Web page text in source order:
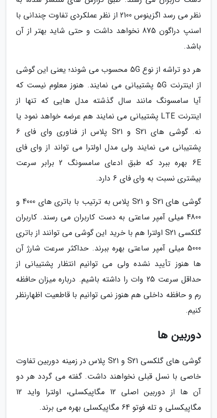
نظر می رسد اگزینوس 2100 از نظر عملکردی تفاوت چندانی با
اسنپ دراگون 875 نخواهد داشت و حتی شاید بهتر از آن
باشد.
هر دو تراشه از نوع 5G محسوب می شوند؛ یعنی این گوشی
از اینترنت 5G پشتیبانی می نمایند. هنوز معلوم نیست که
آیا سامسونگ مانند سال گذشته مدل هایی که تنها از
اینترنت LTE پشتیبانی می نمایند هم عرضه خواهد نمود یا
نه. گوشی های S21 و S21 پلاس از فناوری وای فای 6
پشتیبانی می نمایند ولی مدل اولترا می تواند از وای فای
6E بهره ببرد که طبق ادعای سامسونگ 2 برابر سرعت
بیشتری نسبت به وای فای 6 دارد.
گوشی های S21 و S21 پلاس به ترتیب با باتری های 4000 و
4800 میلی آمپر ساعتی به دست کاربران می رسند. کاربران
گلکسی S21 اولترا هم با خرید این گوشی می توانند از باتری
5000 میلی آمپر ساعتی بهره ببرند. حداکثر سرعت شارژ آن
ها هنوز تأیید نشده ولی می توانیم انتظار پشتیبانی از
حداقل سرعت 25 وات را داشته باشیم. درباره میزان حافظه
رم و حافظه داخلی هم هنوز نمی توانیم با قاطعیت اظهارنظر
کنیم.
دوربین ها
گوشی های گلکسی S21 و S21 پلاس در زمینه دوربین تفاوت
خاصی با نسل قبلی نخواهند داشت. گفته می گردد هر دو
آن ها از دوربین اصلی 12 مگاپیکسلی، اولترا واید 12
مگاپیکسلی و تله فوتو 64 مگاپیکسلی بهره می برند.